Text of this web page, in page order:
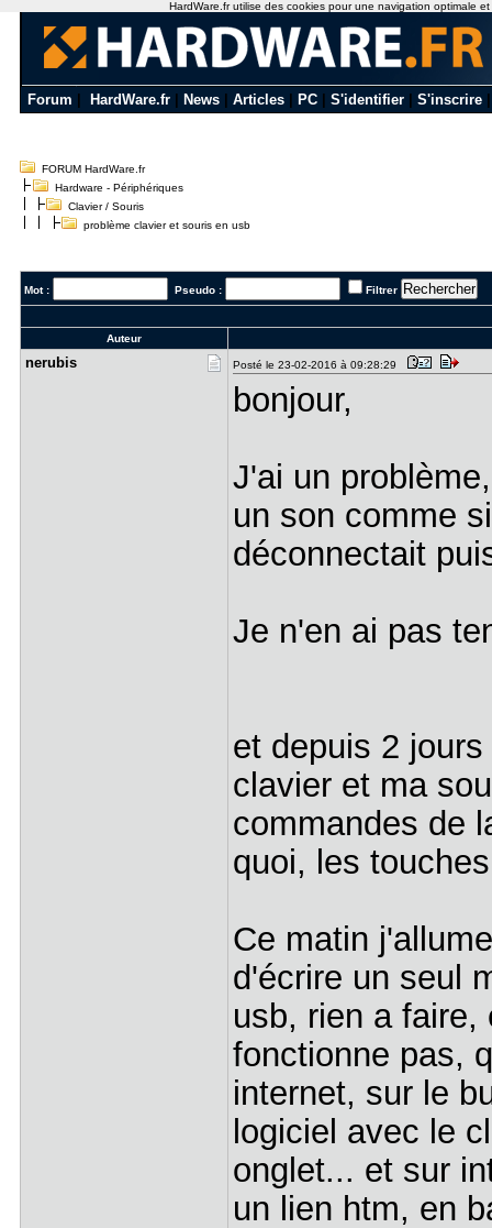
Forum HardWare.fr News Articles PC S'identifier S'inscrire
FORUM HardWare.fr
Hardware - Périphériques
Clavier / Souris
problème clavier et souris en usb
Mot : Pseudo : Filtrer
Auteur
nerubis Posté le 23-02-2016 à 09:28:29
bonjour,
J'ai un
un son comme
déconnectait
Je n'en ai pas
et depuis 2
clavier et ma
commandes de
quoi, les
Ce matin
d'écrire un seul
usb, rien a
fonctionne pas,
internet, sur le
logiciel avec le
onglet... et sur
un lien htm, en
HardWare.fr utilise des cookies pour une navigation optimale